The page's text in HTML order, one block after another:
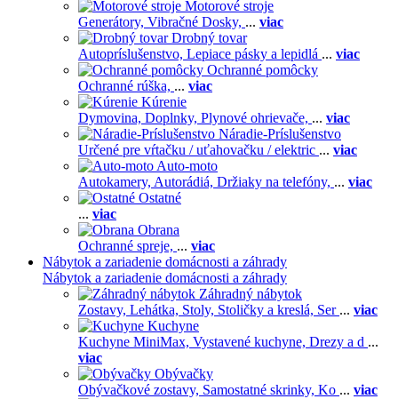
Motorové stroje
Generátory, Vibračné Dosky, ... viac
Drobný tovar
Autopríslušenstvo, Lepiace pásky a lepidlá ... viac
Ochranné pomôcky
Ochranné rúška, ... viac
Kúrenie
Dymovina, Doplnky, Plynové ohrievače, ... viac
Náradie-Príslušenstvo
Určené pre vŕtačku / uťahovačku / elektric ... viac
Auto-moto
Autokamery, Autorádiá, Držiaky na telefóny, ... viac
Ostatné
... viac
Obrana
Ochranné spreje, ... viac
Nábytok a zariadenie domácnosti a záhrady
Nábytok a zariadenie domácnosti a záhrady
Záhradný nábytok
Zostavy, Lehátka, Stoly, Stoličky a kreslá, Ser ... viac
Kuchyne
Kuchyne MiniMax, Vystavené kuchyne, Drezy a d ...
viac
Obývačky
Obývačkové zostavy, Samostatné skrinky, Ko ... viac